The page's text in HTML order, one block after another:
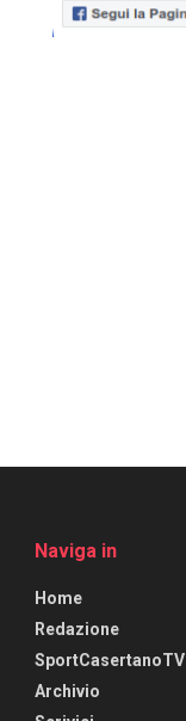
Naviga in
Home
Redazione
SportCasertanoTV
Archivio